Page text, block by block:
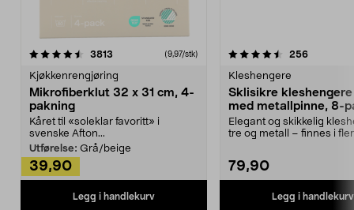
3813 anmeldelser(9,97/stk)
Kjøkkenrengjøring
Mikrofiberklut 32 x 31 cm, 4-
pakning
Kåret til «soleklar favoritt» i
svenske Afton...
Utførelse: Grå/beige
39,90
Legg i handlekurv
4.5av 5 stjerner 256
Kleshengere
Sklisikre
med metallpinne, 8-
Elegant og skikkelig
tre og metall – finnes i
79,90
Legg i handlekurv
4.5av 5 stjerner